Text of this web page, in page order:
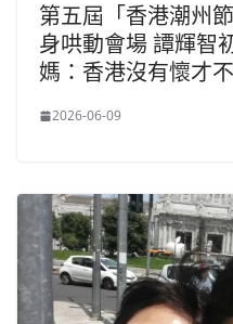
第五屆「香港潮州
身哄動會場 譚輝智
媽：香港沒有懷才
2026-06-09